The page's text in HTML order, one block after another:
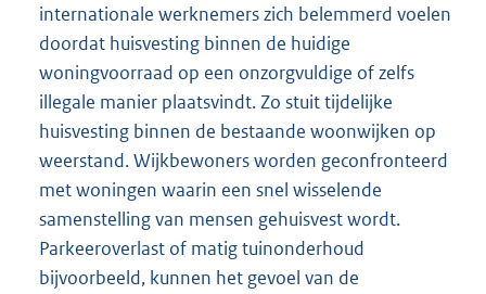
internationale werknemers zich belemmerd voelen
doordat huisvesting binnen de huidige
woningvoorraad op een onzorgvuldige of zelfs
illegale manier plaatsvindt. Zo stuit tijdelijke
huisvesting binnen de bestaande woonwijken op
weerstand. Wijkbewoners worden geconfronteerd
met woningen waarin een snel wisselende
samenstelling van mensen gehuisvest wordt.
Parkeeroverlast of matig tuinonderhoud
bijvoorbeeld, kunnen het gevoel van de